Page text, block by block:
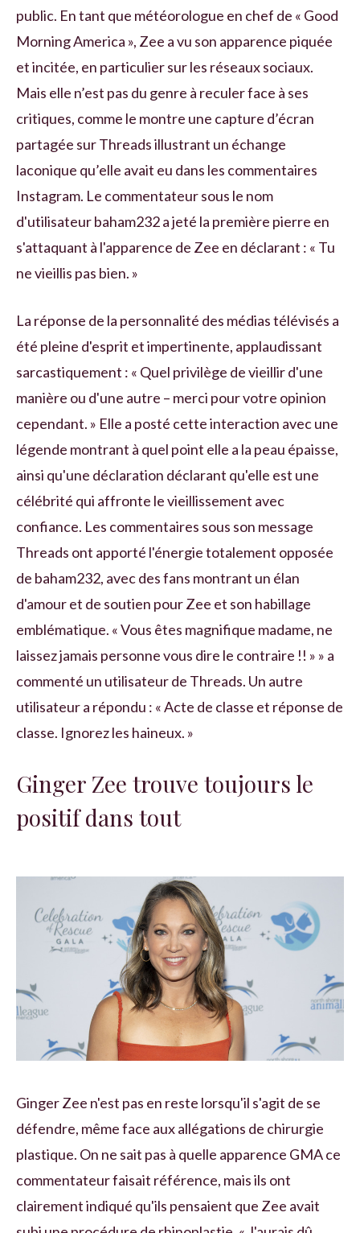
public. En tant que météorologue en chef de « Good
Morning America », Zee a vu son apparence piquée
et incitée, en particulier sur les réseaux sociaux.
Mais elle n’est pas du genre à reculer face à ses
critiques, comme le montre une capture d’écran
partagée sur Threads illustrant un échange
laconique qu’elle avait eu dans les commentaires
Instagram. Le commentateur sous le nom
d'utilisateur baham232 a jeté la première pierre en
s'attaquant à l'apparence de Zee en déclarant : « Tu
ne vieillis pas bien. »
La réponse de la personnalité des médias télévisés a
été pleine d'esprit et impertinente, applaudissant
sarcastiquement : « Quel privilège de vieillir d'une
manière ou d'une autre – merci pour votre opinion
cependant. » Elle a posté cette interaction avec une
légende montrant à quel point elle a la peau épaisse,
ainsi qu'une déclaration déclarant qu'elle est une
célébrité qui affronte le vieillissement avec
confiance. Les commentaires sous son message
Threads ont apporté l'énergie totalement opposée
de baham232, avec des fans montrant un élan
d'amour et de soutien pour Zee et son habillage
emblématique. « Vous êtes magnifique madame, ne
laissez jamais personne vous dire le contraire !! » » a
commenté un utilisateur de Threads. Un autre
utilisateur a répondu : « Acte de classe et réponse de
classe. Ignorez les haineux. »
Ginger Zee trouve toujours le
positif dans tout
Ginger Zee n'est pas en reste lorsqu'il s'agit de se
défendre, même face aux allégations de chirurgie
plastique. On ne sait pas à quelle apparence GMA ce
commentateur faisait référence, mais ils ont
clairement indiqué qu'ils pensaient que Zee avait